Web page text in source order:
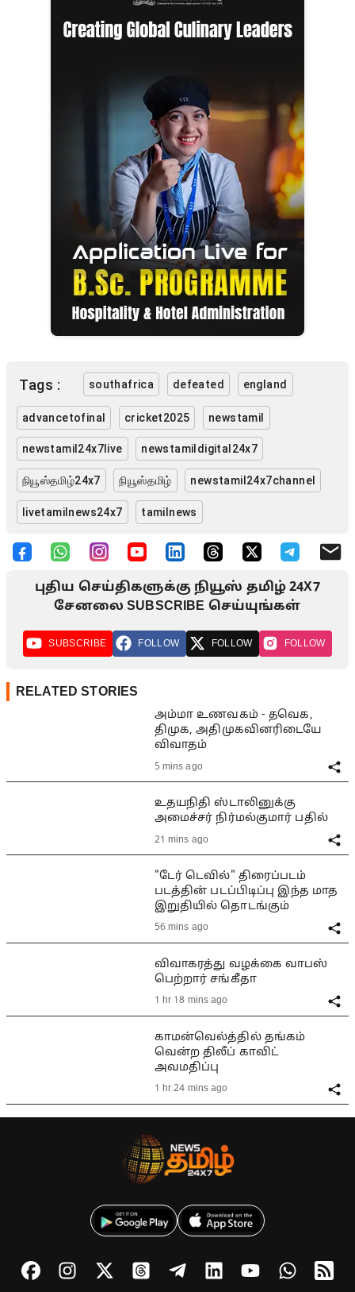
Tags : southafrica defeated england
advancetofinal cricket2025 newstamil
newstamil24x7live newstamildigital24x7
நியூஸ்தமிழ்24x7 நியூஸ்தமிழ் newstamil24x7channel
livetamilnews24x7 tamilnews
புதிய செய்திகளுக்கு நியூஸ் தமிழ் 24X7
சேனலை SUBSCRIBE செய்யுங்கள்
SUBSCRIBE FOLLOW FOLLOW FOLLOW
RELATED STORIES
அம்மா உணவகம் - தவெக,
திமுக, அதிமுகவினரிடையே
விவாதம்
5 mins ago
உதயநிதி ஸ்டாலினுக்கு
அமைச்சர் நிர்மல்குமார் பதில்
21 mins ago
"டேர் டெவில்" திரைப்படம்
படத்தின் படப்பிடிப்பு இந்த மாத
இறுதியில் தொடங்கும்
56 mins ago
விவாகரத்து வழக்கை வாபஸ்
பெற்றார் சங்கீதா
1 hr 18 mins ago
காமன்வெல்த்தில் தங்கம்
வென்ற திலீப் காவிட்
அவமதிப்பு
1 hr 24 mins ago